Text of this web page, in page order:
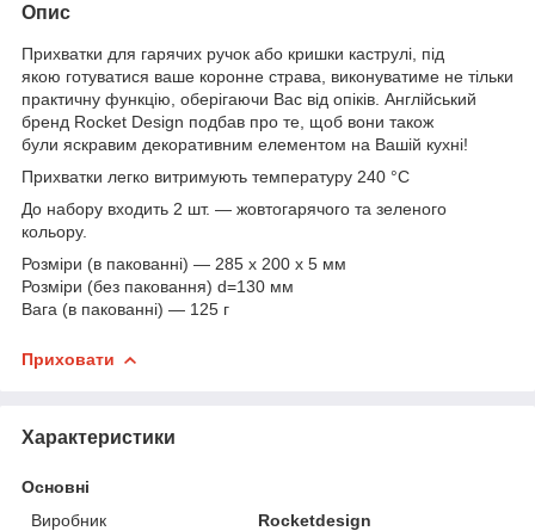
Опис
Прихватки для гарячих ручок або кришки каструлі, під
якою готуватися ваше коронне страва, виконуватиме не тільки
практичну функцію, оберігаючи Вас від опіків. Англійський
бренд Rocket Design подбав про те, щоб вони також
були яскравим декоративним елементом на Вашій кухні!
Прихватки легко витримують температуру 240 °C
До набору входить 2 шт. ― жовтогарячого та зеленого
кольору.
Розміри (в пакованні) — 285 x 200 x 5 мм
Розміри (без паковання) d=130 мм
Вага (в пакованні) — 125 г
Приховати
Характеристики
Основні
Виробник
Rocketdesign